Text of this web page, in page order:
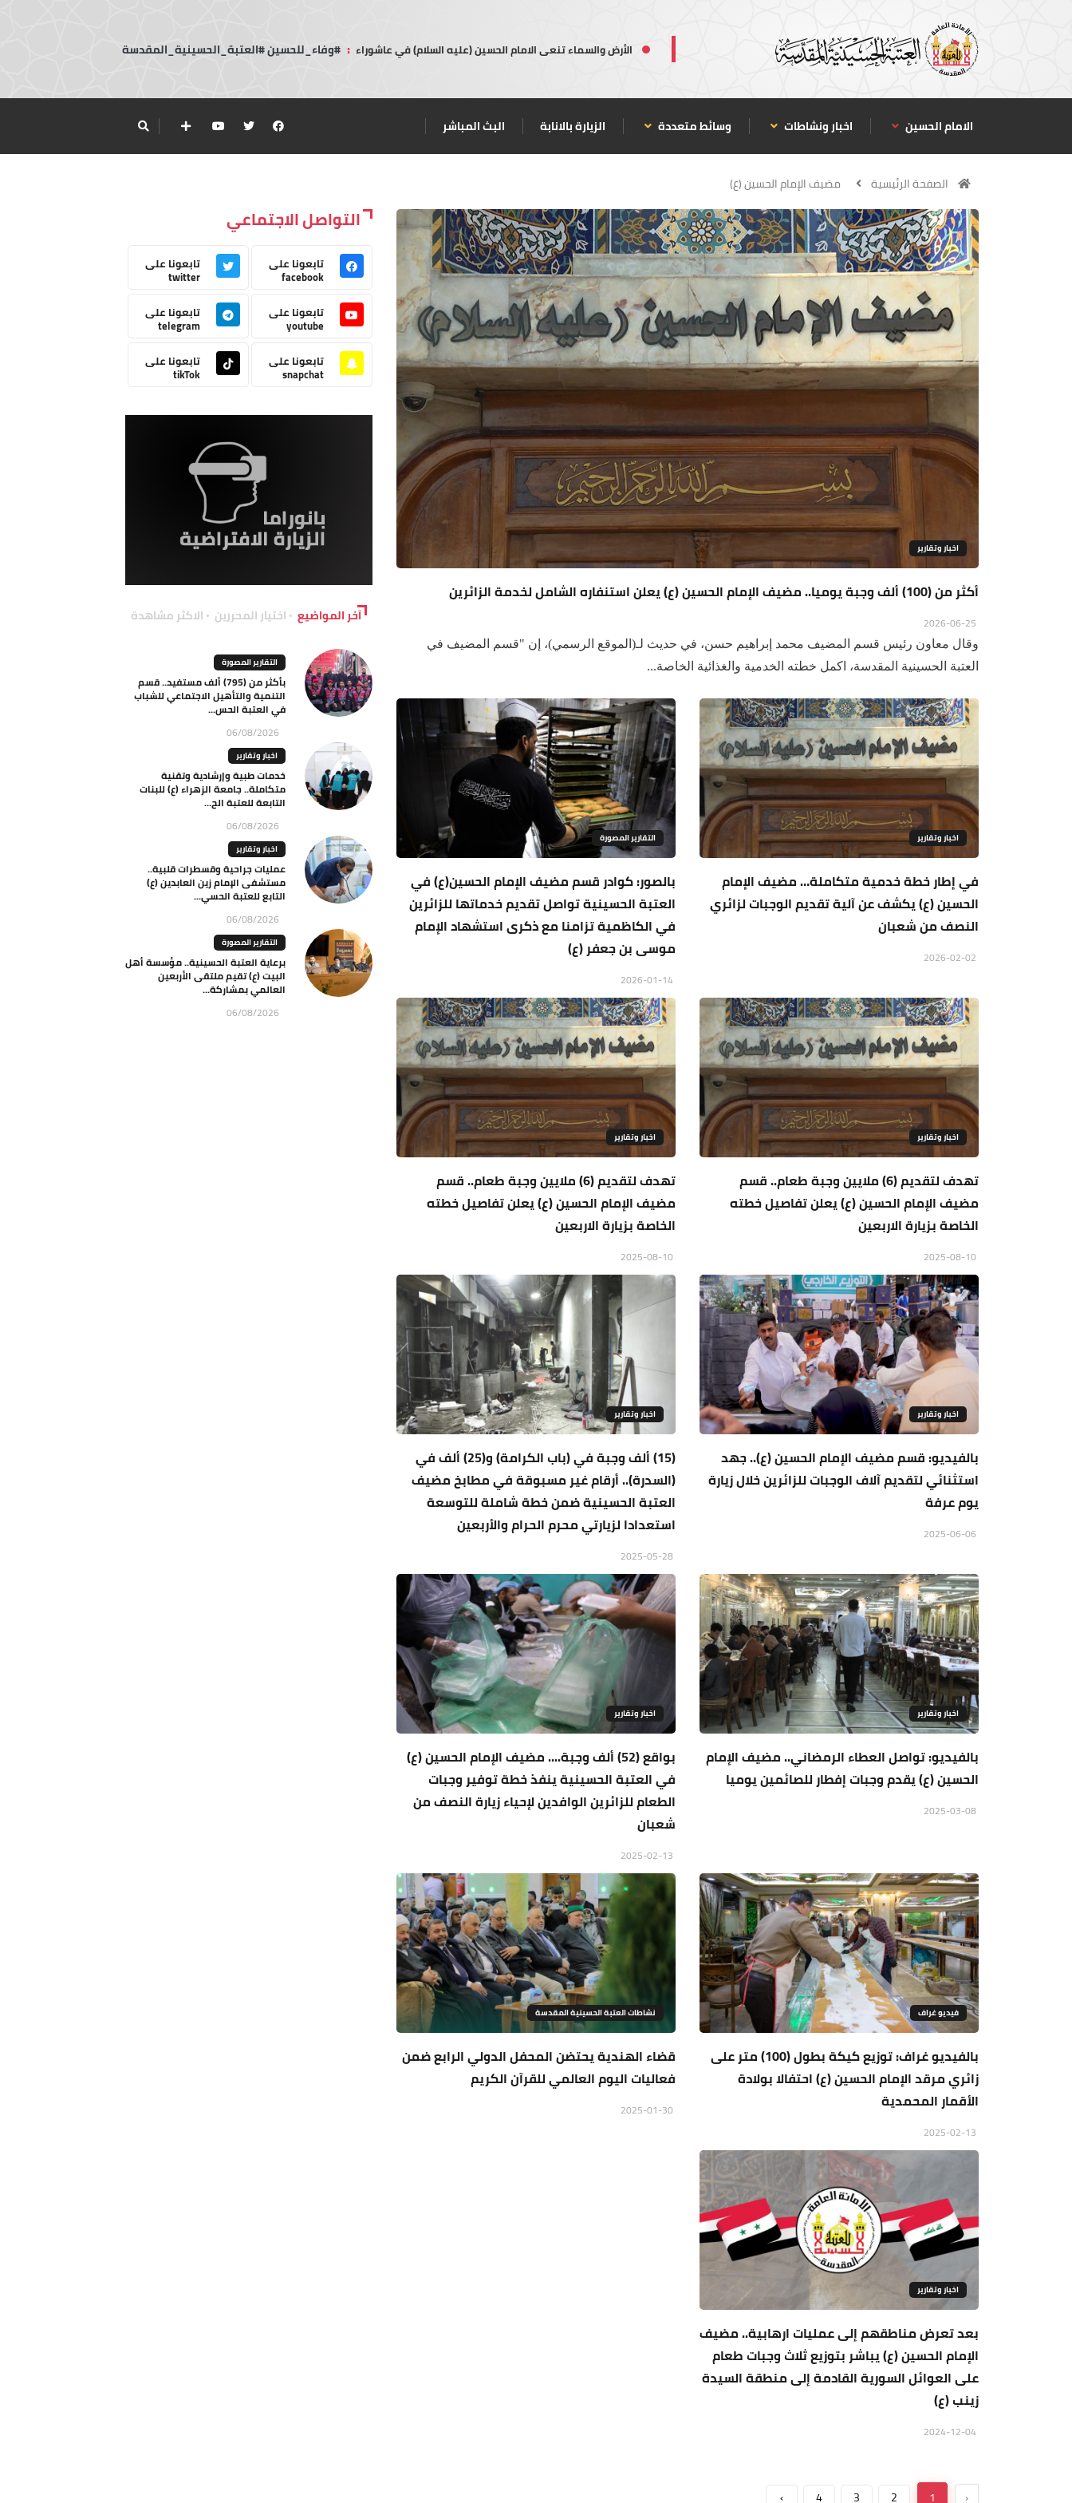
الأرض والسماء تنعى الامام الحسين (عليه السلام) في عاشوراء : #وفاء_للحسين #العتبة_الحسينية_المقدسة
الامام الحسين اخبار ونشاطات وسائط متعددة الزيارة بالانابة البث المباشر
الصفحة الرئيسية مضيف الإمام الحسين (ع)
اخبار وتقارير
أكثر من (100) ألف وجبة يوميا.. مضيف الإمام الحسين (ع) يعلن استنفاره الشامل لخدمة الزائرين
وقال معاون رئيس قسم المضيف محمد إبراهيم حسن، في حديث لـ(الموقع الرسمي)، إن "قسم المضيف في
العتبة الحسينية المقدسة، اكمل خطته الخدمية والغذائية الخاصة...
اخبار وتقارير
في إطار خطة خدمية متكاملة… مضيف الإمام
الحسين (ع) يكشف عن آلية تقديم الوجبات لزائري
النصف من شعبان
التقارير المصورة
بالصور: كوادر قسم مضيف الإمام الحسين(ع) في
العتبة الحسينية تواصل تقديم خدماتها للزائرين
في الكاظمية تزامنا مع ذكرى استشهاد الإمام
موسى بن جعفر (ع)
اخبار وتقارير
تهدف لتقديم (6) ملايين وجبة طعام.. قسم
مضيف الإمام الحسين (ع) يعلن تفاصيل خطته
الخاصة بزيارة الاربعين
اخبار وتقارير
تهدف لتقديم (6) ملايين وجبة طعام.. قسم
مضيف الإمام الحسين (ع) يعلن تفاصيل خطته
الخاصة بزيارة الاربعين
اخبار وتقارير
بالفيديو: قسم مضيف الإمام الحسين (ع).. جهد
استثنائي لتقديم آلاف الوجبات للزائرين خلال زيارة
يوم عرفة
اخبار وتقارير
(15) ألف وجبة في (باب الكرامة) و(25) ألف في
(السدرة).. أرقام غير مسبوقة في مطابخ مضيف
العتبة الحسينية ضمن خطة شاملة للتوسعة
استعدادا لزيارتي محرم الحرام والأربعين
اخبار وتقارير
بالفيديو: تواصل العطاء الرمضاني.. مضيف الإمام
الحسين (ع) يقدم وجبات إفطار للصائمين يوميا
اخبار وتقارير
بواقع (52) ألف وجبة.... مضيف الإمام الحسين (ع)
في العتبة الحسينية ينفذ خطة توفير وجبات
الطعام للزائرين الوافدين لإحياء زيارة النصف من
شعبان
فيديو غراف
بالفيديو غراف: توزيع كيكة بطول (100) متر على
زائري مرقد الإمام الحسين (ع) احتفالا بولادة
الأقمار المحمدية
نشاطات العتبة الحسينية المقدسة
قضاء الهندية يحتضن المحفل الدولي الرابع ضمن
فعاليات اليوم العالمي للقرآن الكريم
اخبار وتقارير
بعد تعرض مناطقهم إلى عمليات ارهابية.. مضيف
الإمام الحسين (ع) يباشر بتوزيع ثلاث وجبات طعام
على العوائل السورية القادمة إلى منطقة السيدة
زينب (ع)
‹
1
2
3
4
›
التواصل الاجتماعي
تابعونا على
facebook
تابعونا على
twitter
تابعونا على
youtube
تابعونا على
telegram
تابعونا على
snapchat
تابعونا على
tikTok
آخر المواضيع اختيار المحررين الاكثر مشاهدة
التقارير المصورة
بأكثر من (795) ألف مستفيد.. قسم
التنمية والتأهيل الاجتماعي للشباب
في العتبة الحس...
06/08/2026
اخبار وتقارير
خدمات طبية وإرشادية وتقنية
متكاملة.. جامعة الزهراء (ع) للبنات
التابعة للعتبة الح...
06/08/2026
اخبار وتقارير
عمليات جراحية وقسطرات قلبية..
مستشفى الإمام زين العابدين (ع)
التابع للعتبة الحسي...
06/08/2026
التقارير المصورة
برعاية العتبة الحسينية.. مؤسسة أهل
البيت (ع) تقيم ملتقى الأربعين
العالمي بمشاركة...
06/08/2026